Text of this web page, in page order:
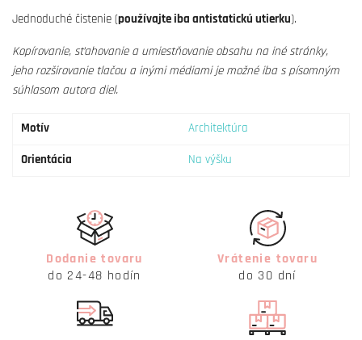
Jednoduché čistenie (používajte iba antistatickú utierku).
Kopírovanie, sťahovanie a umiestňovanie obsahu na iné stránky,
jeho rozširovanie tlačou a inými médiami je možné iba s písomným
súhlasom autora diel.
Motív Architektúra
Orientácia Na výšku
Dodanie tovaru
do 24-48 hodín
Vrátenie tovaru
do 30 dní